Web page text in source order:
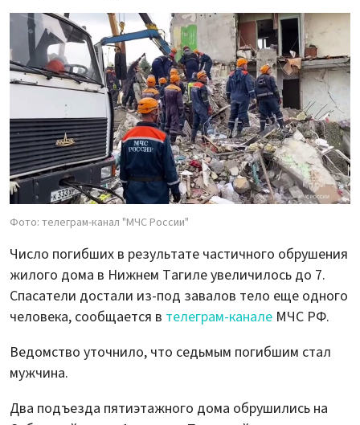
Фото: телеграм-канал "МЧС России"
Число погибших в результате частичного обрушения
жилого дома в Нижнем Тагиле увеличилось до 7.
Спасатели достали из-под завалов тело еще одного
человека, сообщается в телеграм-канале МЧС РФ.
Ведомство уточнило, что седьмым погибшим стал
мужчина.
Два подъезда пятиэтажного дома обрушились на